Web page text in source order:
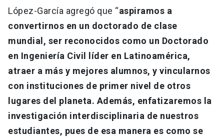
López-García agregó que “aspiramos a
convertirnos en un doctorado de clase
mundial, ser reconocidos como un Doctorado
en Ingeniería Civil líder en Latinoamérica,
atraer a más y mejores alumnos, y vincularnos
con instituciones de primer nivel de otros
lugares del planeta. Además, enfatizaremos la
investigación interdisciplinaria de nuestros
estudiantes, pues de esa manera es como se